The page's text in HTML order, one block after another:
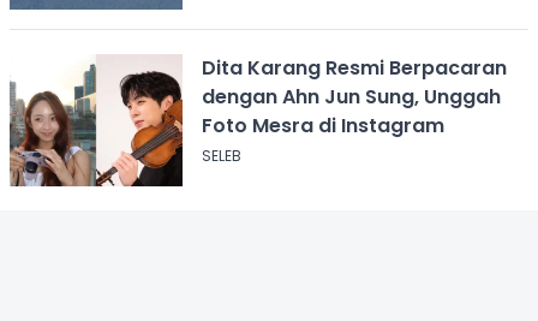
Dita Karang Resmi Berpacaran
dengan Ahn Jun Sung, Unggah
Foto Mesra di Instagram
SELEB